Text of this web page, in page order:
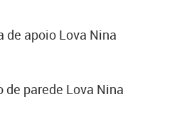
de apoio Lova Nina
de parede Lova Nina